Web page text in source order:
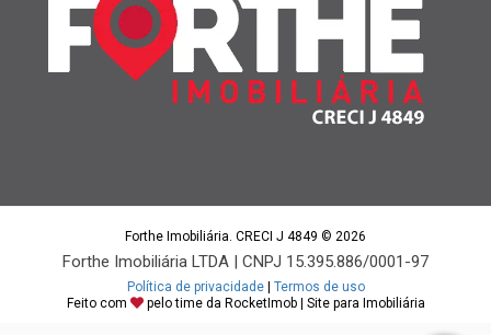
Forthe Imobiliária. CRECI J 4849 © 2026
Forthe Imobiliária LTDA | CNPJ 15.395.886/0001-97
Política de privacidade| Termos de uso
Feito com
pelo time da RocketImob | Site para Imobiliária